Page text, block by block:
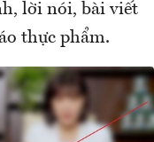
lời nói, bài viết
thực phẩm.